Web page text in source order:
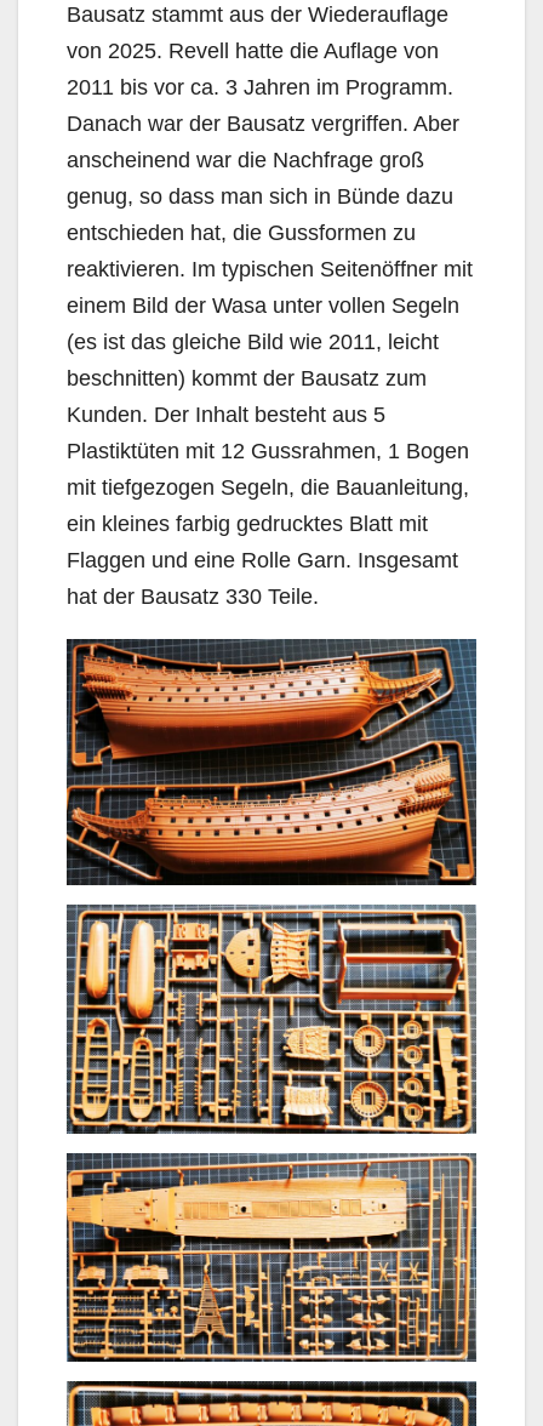
Bausatz stammt aus der Wiederauflage
von 2025. Revell hatte die Auflage von
2011 bis vor ca. 3 Jahren im Programm.
Danach war der Bausatz vergriffen. Aber
anscheinend war die Nachfrage groß
genug, so dass man sich in Bünde dazu
entschieden hat, die Gussformen zu
reaktivieren. Im typischen Seitenöffner mit
einem Bild der Wasa unter vollen Segeln
(es ist das gleiche Bild wie 2011, leicht
beschnitten) kommt der Bausatz zum
Kunden. Der Inhalt besteht aus 5
Plastiktüten mit 12 Gussrahmen, 1 Bogen
mit tiefgezogen Segeln, die Bauanleitung,
ein kleines farbig gedrucktes Blatt mit
Flaggen und eine Rolle Garn. Insgesamt
hat der Bausatz 330 Teile.